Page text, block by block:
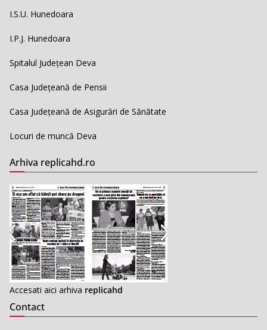
I.S.U. Hunedoara
I.P.J. Hunedoara
Spitalul Județean Deva
Casa Județeană de Pensii
Casa Județeană de Asigurări de Sănătate
Locuri de muncă Deva
Arhiva replicahd.ro
Accesati aici arhiva replicahd
Contact